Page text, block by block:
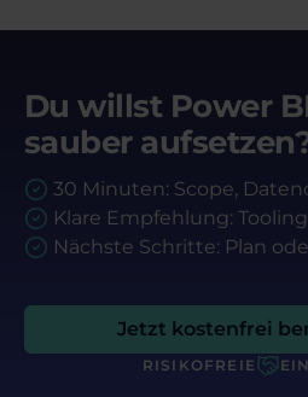
Du willst Power
sauber
30 Minuten: Scope,
Klare Empfehlung:
Nächste Schritte: Plan
Jetzt kostenfrei
RISIKOFREIE